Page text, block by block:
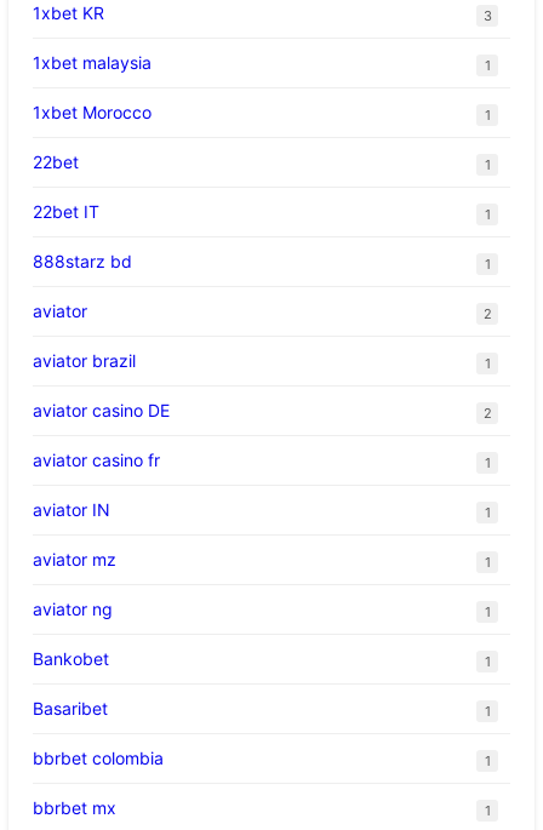
1xbet KR 3
1xbet malaysia 1
1xbet Morocco 1
22bet 1
22bet IT 1
888starz bd 1
aviator 2
aviator brazil 1
aviator casino DE 2
aviator casino fr 1
aviator IN 1
aviator mz 1
aviator ng 1
Bankobet 1
Basaribet 1
bbrbet colombia 1
bbrbet mx 1